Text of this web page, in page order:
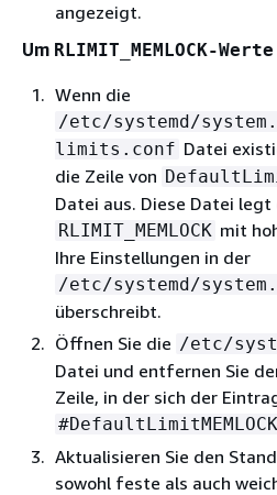
angezeigt.
Um RLIMIT_MEMLOCK-Werte
Wenn die
/etc/systemd/
limits.conf Datei
die Zeile von
Datei aus. Diese Datei
RLIMIT_MEMLOCK mit
Ihre Einstellungen in der
/etc/systemd/
überschreibt.
Öffnen Sie die /etc/
Datei und entfernen Sie
Zeile, in der sich der
Aktualisieren Sie den
sowohl feste als auch